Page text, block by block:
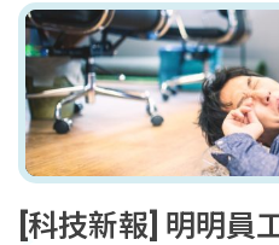
[科技新報] 明明員